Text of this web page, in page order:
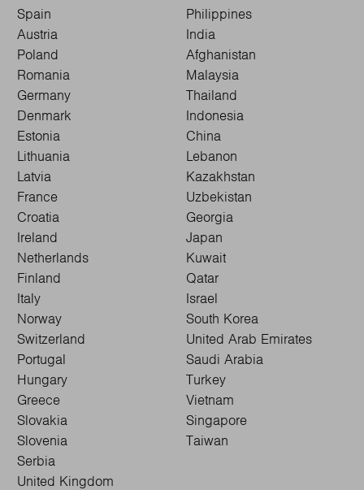
Spain
Austria
Poland
Romania
Germany
Denmark
Estonia
Lithuania
Latvia
France
Croatia
Ireland
Netherlands
Finland
Italy
Norway
Switzerland
Portugal
Hungary
Greece
Slovakia
Slovenia
Serbia
United Kingdom
Philippines
India
Afghanistan
Malaysia
Thailand
Indonesia
China
Lebanon
Kazakhstan
Uzbekistan
Georgia
Japan
Kuwait
Qatar
Israel
South Korea
United Arab Emirates
Saudi Arabia
Turkey
Vietnam
Singapore
Taiwan